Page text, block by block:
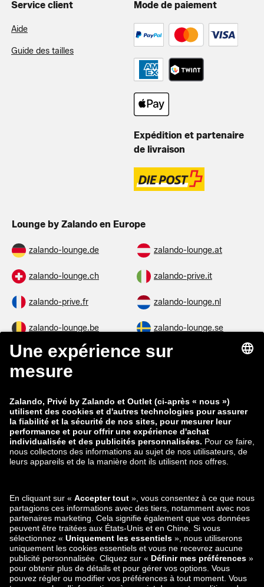
Service client
Aide
Guide des tailles
Mode de paiement
Expédition et partenaire
de livraison
Lounge by Zalando en Europe
zalando-lounge.de zalando-lounge.at
zalando-lounge.ch zalando-prive.it
zalando-prive.fr zalando-lounge.nl
zalando-lounge.be zalando-lounge.se
zalando-lounge.fi zalando-lounge.dk
zalando-lounge.co.uk
zalando-prive.es zalando-lounge.cz
zalando-lounge.lt zalando-lounge.sk
zalando-lounge.ro zalando-lounge.hr
zalando-lounge.lu zalando-lounge.ee
zalando-lounge.lv zalando-lounge.no
Retrouvez-nous